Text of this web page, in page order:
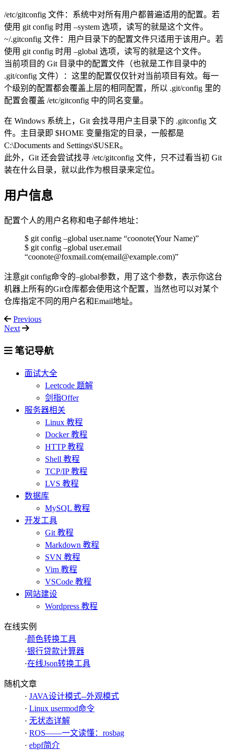
/etc/gitconfig 文件：系统中对所有用户都普遍适用的配置。若
使用 git config 时用 –system 选项，读写的就是这个文件。
~/.gitconfig 文件：用户目录下的配置文件只适用于该用户。若
使用 git config 时用 –global 选项，读写的就是这个文件。
当前项目的 Git 目录中的配置文件（也就是工作目录中的
.git/config 文件）：这里的配置仅仅针对当前项目有效。每一
个级别的配置都会覆盖上层的相同配置，所以 .git/config 里的
配置会覆盖 /etc/gitconfig 中的同名变量。
在 Windows 系统上，Git 会找寻用户主目录下的 .gitconfig 文
件。主目录即 $HOME 变量指定的目录，一般都是
C:\Documents and Settings\$USER。
此外，Git 还会尝试找寻 /etc/gitconfig 文件，只不过看当初 Git
装在什么目录，就以此作为根目录来定位。
用户信息
配置个人的用户名称和电子邮件地址：
$ git config –global user.name “coonote(Your Name)”
$ git config –global user.email
“coonote@foxmail.com(email@example.com)”
注意git config命令的–global参数，用了这个参数，表示你这台
机器上所有的Git仓库都会使用这个配置，当然也可以对某个
仓库指定不同的用户名和Email地址。
Previous
Next
笔记导航
面试大全
Leetcode 题解
剑指Offer
服务器相关
Linux 教程
Docker 教程
HTTP 教程
Shell 教程
TCP/IP 教程
LVS 教程
数据库
MySQL 教程
开发工具
Git 教程
Markdown 教程
SVN 教程
Vim 教程
VSCode 教程
网站建设
Wordpress 教程
在线实例
·颜色转换工具
·银行贷款计算器
·在线Json转换工具
随机文章
· JAVA设计模式--外观模式
· Linux usermod命令
· 无状态详解
· ROS——一文读懂：rosbag
· ebpf简介